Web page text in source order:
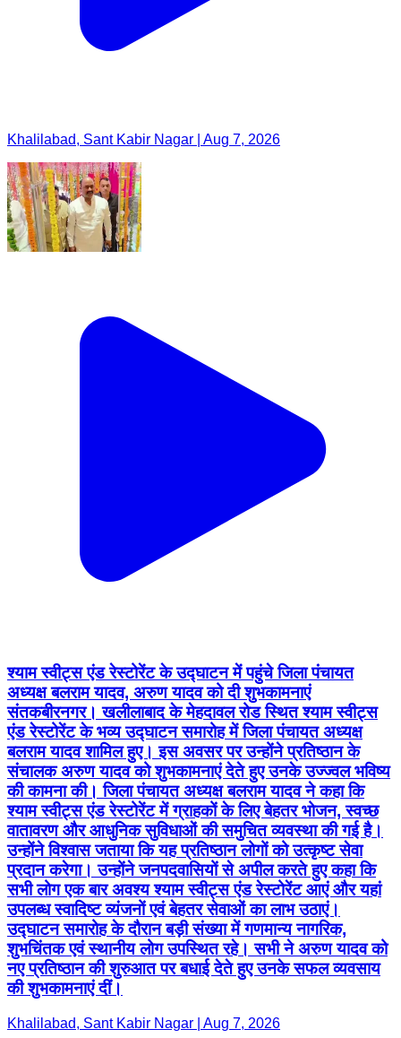
Khalilabad, Sant Kabir Nagar | Aug 7, 2026
श्याम स्वीट्स एंड रेस्टोरेंट के उद्घाटन में पहुंचे जिला पंचायत
अध्यक्ष बलराम यादव, अरुण यादव को दी शुभकामनाएं
संतकबीरनगर। खलीलाबाद के मेहदावल रोड स्थित श्याम स्वीट्स
एंड रेस्टोरेंट के भव्य उद्घाटन समारोह में जिला पंचायत अध्यक्ष
बलराम यादव शामिल हुए। इस अवसर पर उन्होंने प्रतिष्ठान के
संचालक अरुण यादव को शुभकामनाएं देते हुए उनके उज्ज्वल भविष्य
की कामना की। जिला पंचायत अध्यक्ष बलराम यादव ने कहा कि
श्याम स्वीट्स एंड रेस्टोरेंट में ग्राहकों के लिए बेहतर भोजन, स्वच्छ
वातावरण और आधुनिक सुविधाओं की समुचित व्यवस्था की गई है।
उन्होंने विश्वास जताया कि यह प्रतिष्ठान लोगों को उत्कृष्ट सेवा
प्रदान करेगा। उन्होंने जनपदवासियों से अपील करते हुए कहा कि
सभी लोग एक बार अवश्य श्याम स्वीट्स एंड रेस्टोरेंट आएं और यहां
उपलब्ध स्वादिष्ट व्यंजनों एवं बेहतर सेवाओं का लाभ उठाएं।
उद्घाटन समारोह के दौरान बड़ी संख्या में गणमान्य नागरिक,
शुभचिंतक एवं स्थानीय लोग उपस्थित रहे। सभी ने अरुण यादव को
नए प्रतिष्ठान की शुरुआत पर बधाई देते हुए उनके सफल व्यवसाय
की शुभकामनाएं दीं।
Khalilabad, Sant Kabir Nagar | Aug 7, 2026